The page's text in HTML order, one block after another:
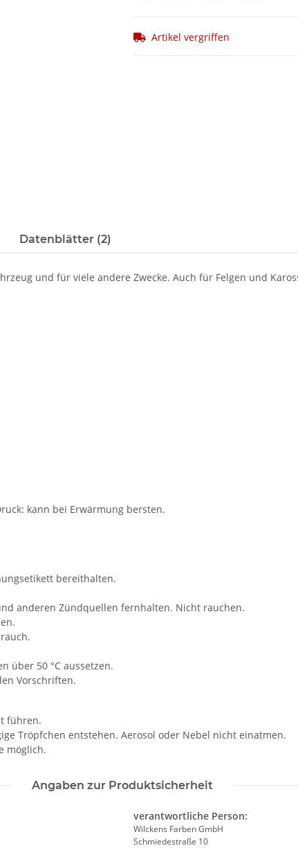
Artikel vergriffen
Datenblätter (2)
und für viele andere Zwecke. Auch für Felgen und
kann bei Erwärmung bersten.
bereithalten.
anderen Zündquellen fernhalten. Nicht rauchen.
über 50 °C aussetzen.
Vorschriften.
führen.
Tröpfchen entstehen. Aerosol oder Nebel nicht einatmen.
möglich.
Angaben zur Produktsicherheit
verantwortliche Person:
Wilckens Farben GmbH
Schmiedestraße 10